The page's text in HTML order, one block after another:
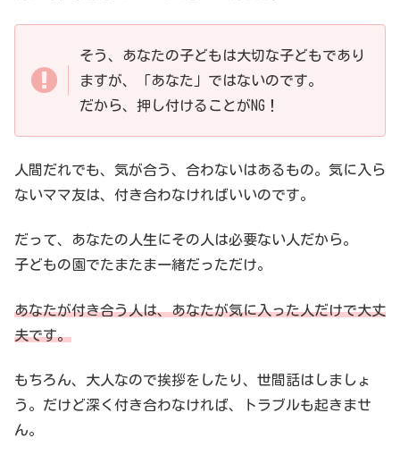
そう、あなたの子どもは大切な子どもであり
ますが、「あなた」ではないのです。
だから、押し付けることがNG！
人間だれでも、気が合う、合わないはあるもの。気に入ら
ないママ友は、付き合わなければいいのです。
だって、あなたの人生にその人は必要ない人だから。
子どもの園でたまたま一緒だっただけ。
あなたが付き合う人は、あなたが気に入った人だけで大丈
夫です。
もちろん、大人なので挨拶をしたり、世間話はしましょ
う。だけど深く付き合わなければ、トラブルも起きませ
ん。